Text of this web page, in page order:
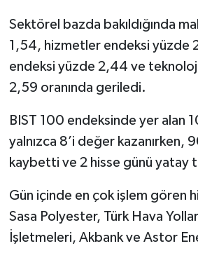
Sektörel bazda bakıldığında
1,54, hizmetler endeksi yüzde
endeksi yüzde 2,44 ve
2,59 oranında geriledi.
BIST 100 endeksinde yer alan
yalnızca 8’i değer kazanırken,
kaybetti ve 2 hisse günü yatay
Gün içinde en çok işlem gören
Sasa Polyester, Türk Hava
İşletmeleri, Akbank ve Astor